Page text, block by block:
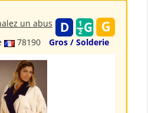
78190 Gros / Solderie
un abus